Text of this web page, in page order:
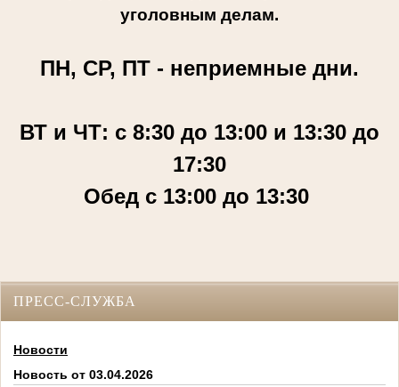
уголовным делам.
ПН, СР, ПТ - неприемные дни.
ВТ и ЧТ: с 8:30 до 13:00 и 13:30 до
17:30
Обед с 13:00 до 13:30
ПРЕСС-СЛУЖБА
Новости
Новость от 03.04.2026